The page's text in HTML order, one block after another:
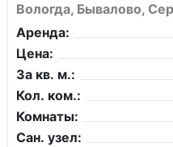
Вологда, Бывалово,
Аренда:
Цена:
За кв. м.:
Кол. ком.:
Комнаты:
Сан. узел: